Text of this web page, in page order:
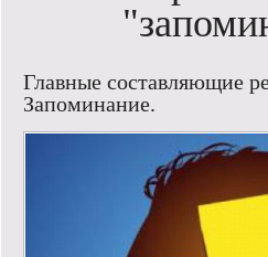
Книгообзор
Лаконизмы
Поговорим?!
Главные составляющие
Запоминание.